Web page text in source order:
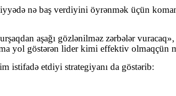
nə baş verdiyini öyrənmək üçün
aşağı gözlənilməz zərbələr
yol göstərən lider kimi effektiv olmaqçün
istifadə etdiyi strategiyanı da göstərib: